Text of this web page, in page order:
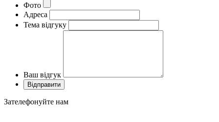
Фото
Адреса
Тема відгуку
Ваш відгук
Зателефонуйте нам